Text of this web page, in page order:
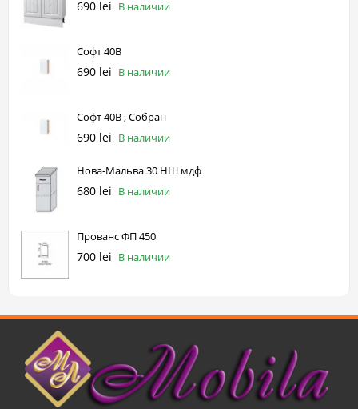
690 lei В наличии
Софт 40В
690 lei В наличии
Софт 40В , Собран
690 lei В наличии
Нова-Мальва 30 НШ мдф
680 lei В наличии
Прованс ФП 450
700 lei В наличии